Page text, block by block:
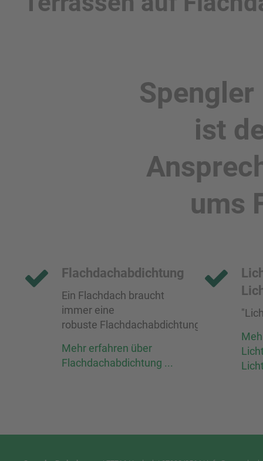
Spengler
ist
ums
Flachdachabdichtung
Ein Flachdach braucht
immer eine
robuste Flachdachabdichtung.
Mehr erfahren über
Flachdachabdichtung ...